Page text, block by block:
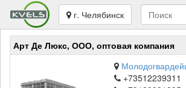
г. Челябинск
Арт Де Люкс, ООО, оптовая компания
+73512239311